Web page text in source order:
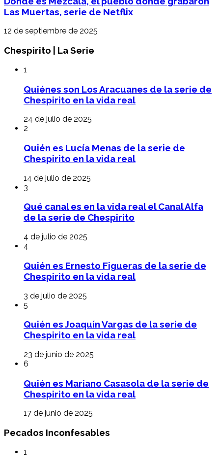
Las Muertas, serie de Netflix
12 de septiembre de 2025
Chespirito | La Serie
1
Quiénes son Los Aracuanes de la serie de
Chespirito en la vida real
24 de julio de 2025
2
Quién es Lucía Menas de la serie de
Chespirito en la vida real
14 de julio de 2025
3
Qué canal es en la vida real el Canal Alfa
de la serie de Chespirito
4 de julio de 2025
4
Quién es Ernesto Figueras de la serie de
Chespirito en la vida real
3 de julio de 2025
5
Quién es Joaquín Vargas de la serie de
Chespirito en la vida real
23 de junio de 2025
6
Quién es Mariano Casasola de la serie de
Chespirito en la vida real
17 de junio de 2025
Pecados Inconfesables
1